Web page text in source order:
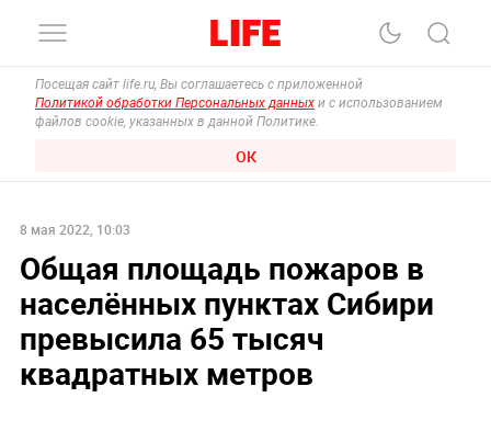
Посещая сайт life.ru, Вы соглашаетесь с приложенной
Политикой обработки Персональных данных и с использованием
файлов cookie, указанных в данной Политике.
ОК
8 мая 2022, 10:03
Общая площадь пожаров в
населённых пунктах Сибири
превысила 65 тысяч
квадратных метров